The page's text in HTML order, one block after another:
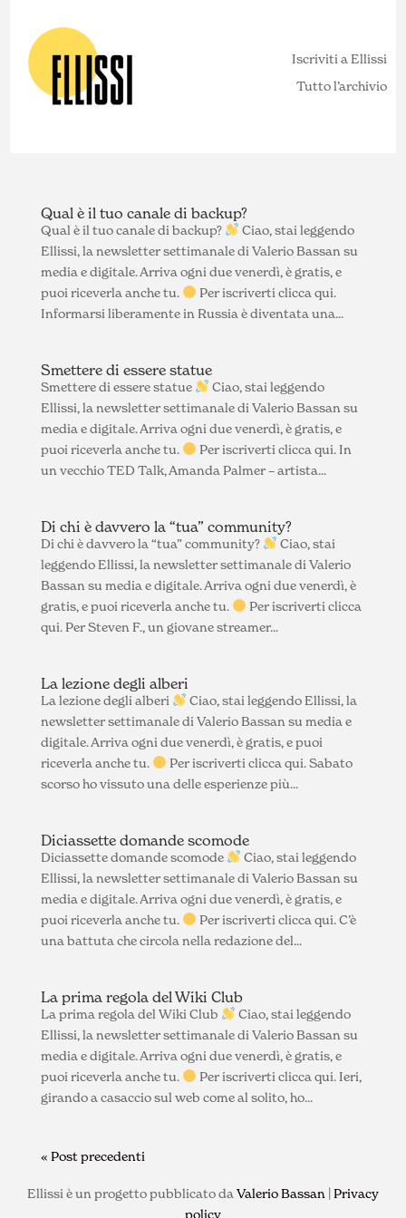
Iscriviti a Ellissi
Tutto l’archivio
Qual è il tuo canale di backup?
Qual è il tuo canale di backup?
Ciao, stai leggendo
Ellissi, la newsletter settimanale di Valerio Bassan su
media e digitale. Arriva ogni due venerdì, è gratis, e
puoi riceverla anche tu.
Per iscriverti clicca qui.
Informarsi liberamente in Russia è diventata una...
Smettere di essere statue
Smettere di essere statue
Ciao, stai leggendo
Ellissi, la newsletter settimanale di Valerio Bassan su
media e digitale. Arriva ogni due venerdì, è gratis, e
puoi riceverla anche tu.
Per iscriverti clicca qui. In
un vecchio TED Talk, Amanda Palmer – artista...
Di chi è davvero la “tua” community?
Di chi è davvero la “tua” community?
Ciao, stai
leggendo Ellissi, la newsletter settimanale di Valerio
Bassan su media e digitale. Arriva ogni due venerdì, è
gratis, e puoi riceverla anche tu.
Per iscriverti clicca
qui. Per Steven F., un giovane streamer...
La lezione degli alberi
La lezione degli alberi
Ciao, stai leggendo Ellissi, la
newsletter settimanale di Valerio Bassan su media e
digitale. Arriva ogni due venerdì, è gratis, e puoi
riceverla anche tu.
Per iscriverti clicca qui. Sabato
scorso ho vissuto una delle esperienze più...
Diciassette domande scomode
Diciassette domande scomode
Ciao, stai leggendo
Ellissi, la newsletter settimanale di Valerio Bassan su
media e digitale. Arriva ogni due venerdì, è gratis, e
puoi riceverla anche tu.
Per iscriverti clicca qui. C’è
una battuta che circola nella redazione del...
La prima regola del Wiki Club
La prima regola del Wiki Club
Ciao, stai leggendo
Ellissi, la newsletter settimanale di Valerio Bassan su
media e digitale. Arriva ogni due venerdì, è gratis, e
puoi riceverla anche tu.
Per iscriverti clicca qui. Ieri,
girando a casaccio sul web come al solito, ho...
« Post precedenti
Ellissi è un progetto pubblicato daValerio Bassan | Privacy
policy